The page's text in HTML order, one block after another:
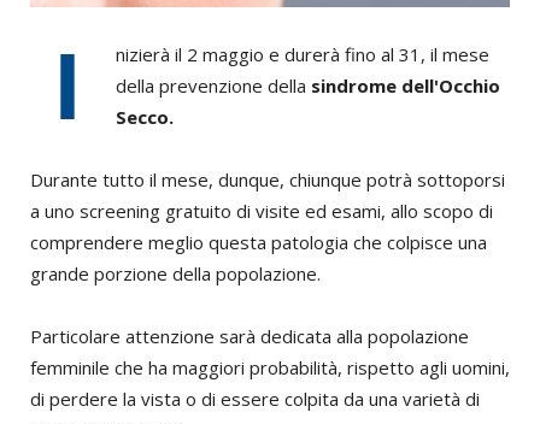
I
nizierà il 2 maggio e durerà fino al 31, il mese
della prevenzione della sindrome dell'Occhio
Secco.
Durante tutto il mese, dunque, chiunque potrà sottoporsi
a uno screening gratuito di visite ed esami, allo scopo di
comprendere meglio questa patologia che colpisce una
grande porzione della popolazione.
Particolare attenzione sarà dedicata alla popolazione
femminile che ha maggiori probabilità, rispetto agli uomini,
di perdere la vista o di essere colpita da una varietà di